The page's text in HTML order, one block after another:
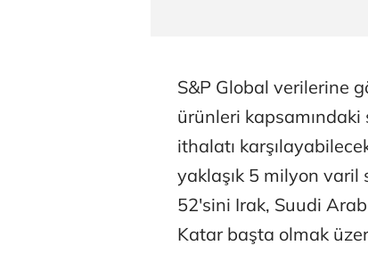
S&P Global verilerine
ürünleri
ithalatı
yaklaşık 5 milyon varil
52'sini Irak, Suudi
Katar başta olmak